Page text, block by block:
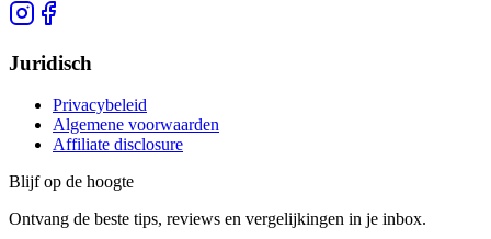
Juridisch
Privacybeleid
Algemene voorwaarden
Affiliate disclosure
Blijf op de hoogte
Ontvang de beste tips, reviews en vergelijkingen in je inbox.